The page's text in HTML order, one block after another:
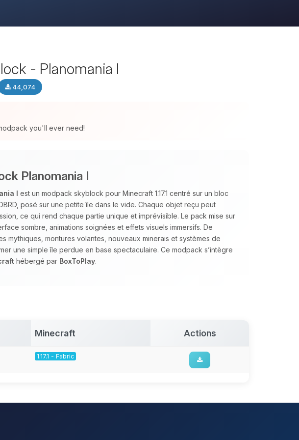
- Planomania I
44,074
you'll ever need!
Planomania I
I est un modpack skyblock pour Minecraft 1.17.1 centré sur un bloc
posé sur une petite île dans le vide. Chaque objet reçu peut
ce qui rend chaque partie unique et imprévisible. Le pack mise sur
sombre, animations soignées et effets visuels immersifs. De
mythiques, montures volantes, nouveaux minerais et systèmes de
une simple île perdue en base spectaculaire. Ce modpack s’intègre
hébergé par BoxToPlay.
Minecraft Actions
1.17.1 - Fabric